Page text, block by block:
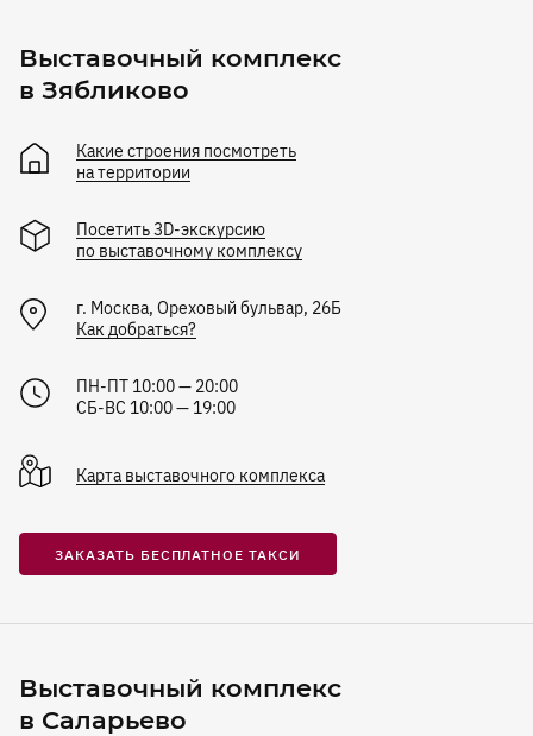
Выставочный комплекс
в Зябликово
Какие строения посмотреть
на территории
Посетить 3D-экскурсию
по выставочному комплексу
г. Москва, Ореховый бульвар, 26Б
Как добраться?
ПН-ПТ 10:00 — 20:00
СБ-ВС 10:00 — 19:00
Карта выставочного комплекса
ЗАКАЗАТЬ БЕСПЛАТНОЕ ТАКСИ
Выставочный комплекс
в Саларьево